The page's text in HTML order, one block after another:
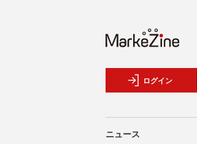
ログイン
ニュース